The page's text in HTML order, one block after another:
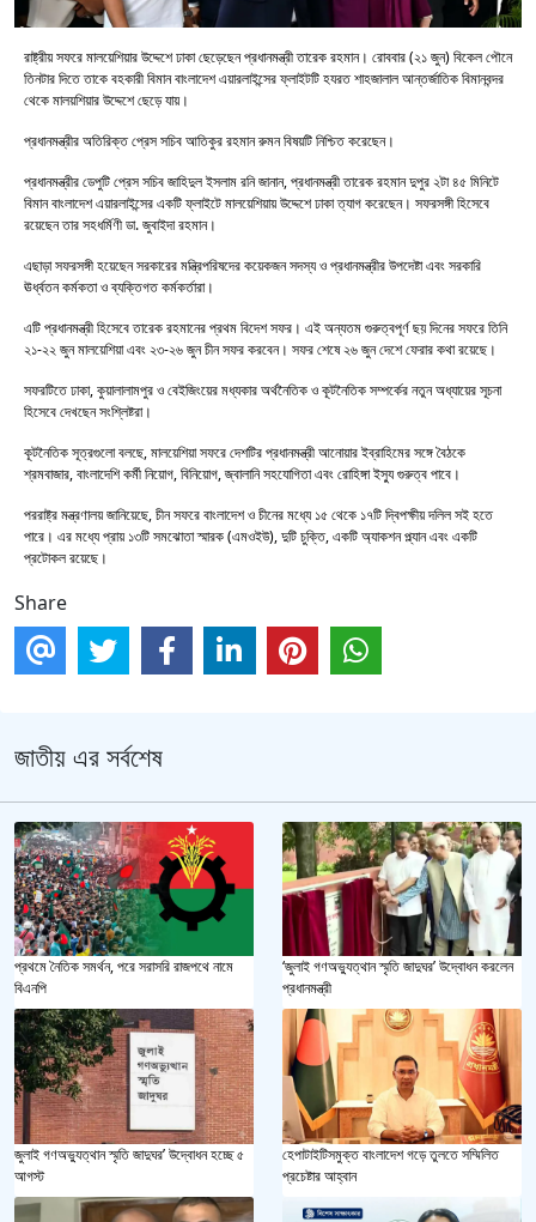
রাষ্ট্রীয় সফরে মালয়েশিয়ার উদ্দেশে ঢাকা ছেড়েছেন প্রধানমন্ত্রী তারেক রহমান। রোববার (২১ জুন) বিকেল পৌনে
তিনটার দিতে তাকে বহকারী বিমান বাংলাদেশ এয়ারলাইন্সের ফ্লাইটটি হযরত শাহজালাল আন্তর্জাতিক বিমানবন্দর
থেকে মালয়শিয়ার উদ্দেশে ছেড়ে যায়।
প্রধানমন্ত্রীর অতিরিক্ত প্রেস সচিব আতিকুর রহমান রুমন বিষয়টি নিশ্চিত করেছেন।
প্রধানমন্ত্রীর ডেপুটি প্রেস সচিব জাহিদুল ইসলাম রনি জানান, প্রধানমন্ত্রী তারেক রহমান দুপুর ২টা ৪৫ মিনিটে
বিমান বাংলাদেশ এয়ারলাইন্সের একটি ফ্লাইটে মালয়েশিয়ায় উদ্দেশে ঢাকা ত্যাগ করেছেন। সফরসঙ্গী হিসেবে
রয়েছেন তার সহধর্মিণী ডা. জুবাইদা রহমান।
এছাড়া সফরসঙ্গী হয়েছেন সরকারের মন্ত্রিপরিষদের কয়েকজন সদস্য ও প্রধানমন্ত্রীর উপদেষ্টা এবং সরকারি
ঊর্ধ্বতন কর্মকতা ও ব্যক্তিগত কর্মকর্তারা।
এটি প্রধানমন্ত্রী হিসেবে তারেক রহমানের প্রথম বিদেশ সফর। এই অন্যতম গুরুত্বপূর্ণ ছয় দিনের সফরে তিনি
২১-২২ জুন মালয়েশিয়া এবং ২৩-২৬ জুন চীন সফর করবেন। সফর শেষে ২৬ জুন দেশে ফেরার কথা রয়েছে।
সফরটিতে ঢাকা, কুয়ালালামপুর ও বেইজিংয়ের মধ্যকার অর্থনৈতিক ও কূটনৈতিক সম্পর্কের নতুন অধ্যায়ের সূচনা
হিসেবে দেখছেন সংশ্লিষ্টরা।
কূটনৈতিক সূত্রগুলো বলছে, মালয়েশিয়া সফরে দেশটির প্রধানমন্ত্রী আনোয়ার ইব্রাহিমের সঙ্গে বৈঠকে
শ্রমবাজার, বাংলাদেশি কর্মী নিয়োগ, বিনিয়োগ, জ্বালানি সহযোগিতা এবং রোহিঙ্গা ইস্যু গুরুত্ব পাবে।
পররাষ্ট্র মন্ত্রণালয় জানিয়েছে, চীন সফরে বাংলাদেশ ও চীনের মধ্যে ১৫ থেকে ১৭টি দ্বিপক্ষীয় দলিল সই হতে
পারে। এর মধ্যে প্রায় ১৩টি সমঝোতা স্মারক (এমওইউ), দুটি চুক্তি, একটি অ্যাকশন প্ল্যান এবং একটি
প্রটোকল রয়েছে।
Share
জাতীয় এর সর্বশেষ
প্রথমে নৈতিক সমর্থন, পরে সরাসরি রাজপথে নামে
বিএনপি
‘জুলাই গণঅভ্যুত্থান স্মৃতি জাদুঘর’ উদ্বোধন করলেন
প্রধানমন্ত্রী
জুলাই গণঅভ্যুত্থান স্মৃতি জাদুঘর’ উদ্বোধন হচ্ছে ৫
আগস্ট
হেপাটাইটিসমুক্ত বাংলাদেশ গড়ে তুলতে সম্মিলিত
প্রচেষ্টার আহ্বান